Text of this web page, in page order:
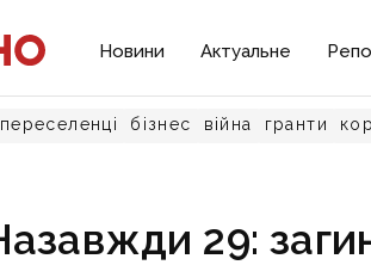
Новини Актуальне
переселенці бізнес війна гранти
29: